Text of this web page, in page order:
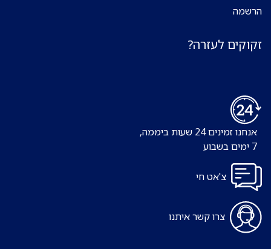
הרשמה
זקוקים לעזרה?
אנחנו זמינים 24 שעות ביממה,
צ'אט חי
צרו קשר איתנו